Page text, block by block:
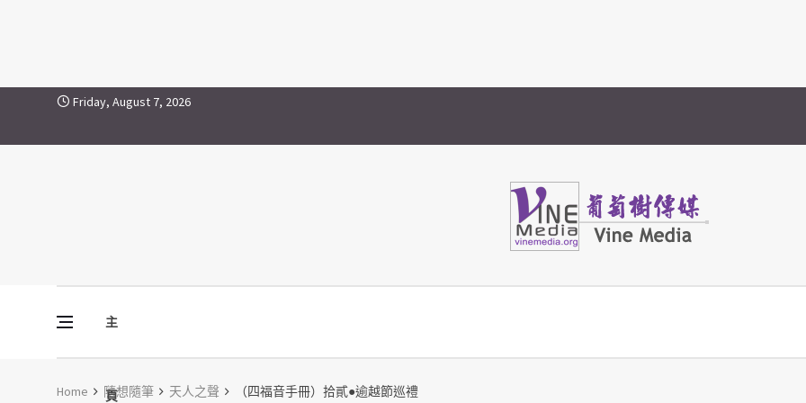
Skip to contentFriday, August 7, 2026
主
頁
Vine Media
葡萄樹傳媒
Home 隨想隨筆 天人之聲 （四福音手冊）拾貳●逾越節巡禮